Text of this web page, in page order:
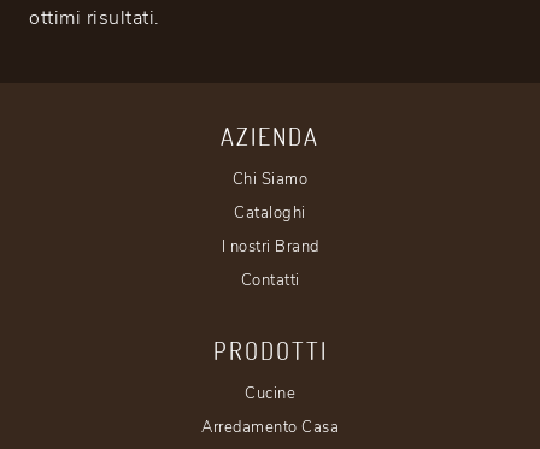
ottimi risultati.
AZIENDA
Chi Siamo
Cataloghi
I nostri Brand
Contatti
PRODOTTI
Cucine
Arredamento Casa